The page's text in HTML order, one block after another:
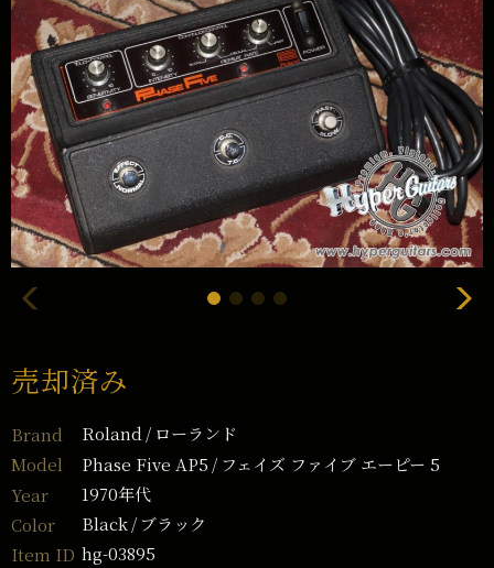
売却済み
Brand Roland
ローランド
Model
Phase Five AP5
フェイズ ファイブ エーピー 5
Year
1970年代
Color
Black
ブラック
Item ID hg-03895